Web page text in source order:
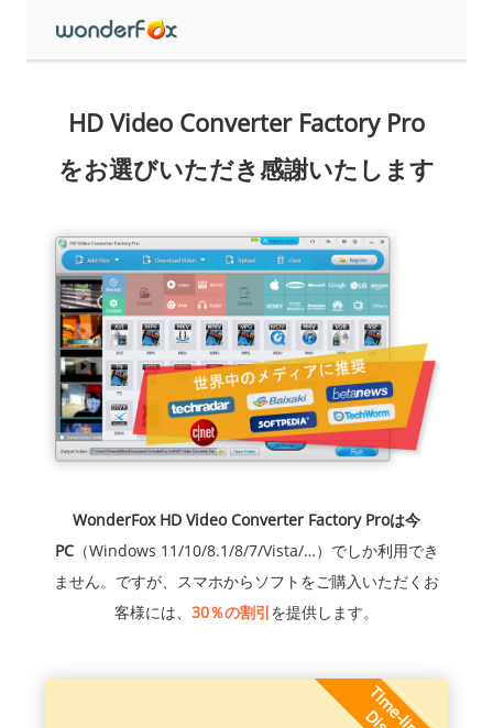
HD Video Converter Factory Pro
をお選びいただき感謝いたします
WonderFox HD Video Converter Factory Proは今
PC（Windows 11/10/8.1/8/7/Vista/…）でしか利用でき
ません。ですが、スマホからソフトをご購入いただくお
客様には、 30％の割引を提供します。